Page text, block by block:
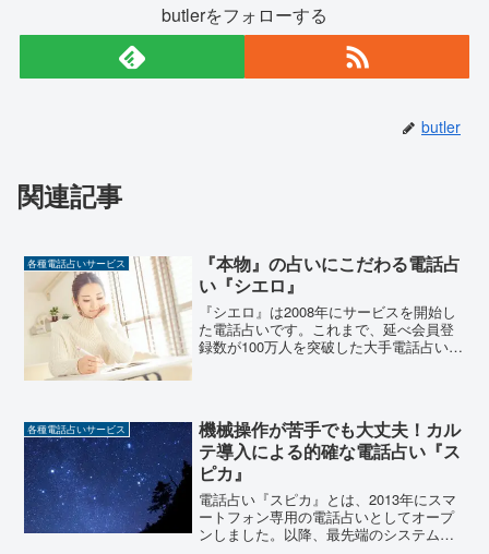
butlerをフォローする
butler
関連記事
各種電話占いサービス
『本物』の占いにこだわる電話占
い『シエロ』
『シエロ』は2008年にサービスを開始し
た電話占いです。これまで、延べ会員登
録数が100万人を突破した大手電話占いの
だわる『シエロ』...
各種電話占いサービス
機械操作が苦手でも大丈夫！カル
テ導入による的確な電話占い『ス
ピカ』
電話占い『スピカ』とは、2013年にスマ
ートフォン専用の電話占いとしてオープ
ンしました。以降、最先端のシステムを